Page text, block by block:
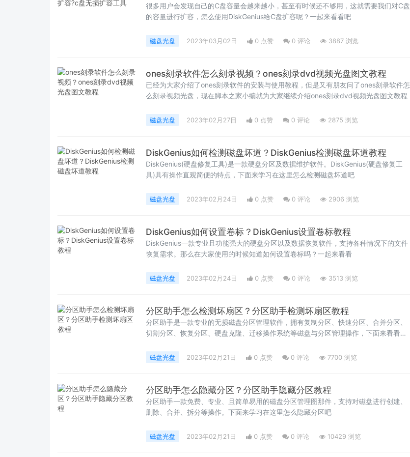
很多用户会发现自己的C盘容量会越来越小，甚至有时候还不够用，这就需要我们对C盘
的容量进行扩容，怎么使用DiskGenius给C盘扩容呢？一起来看看吧
磁盘光盘 2023年03月02日 0 点赞 0 评论 3887 浏览
ones刻录软件怎么刻录视频？ones刻录dvd视频光盘图文教程
已经为大家介绍了ones刻录软件的安装与使用教程，但是又有朋友问了ones刻录软件怎
么刻录视频光盘，现在脚本之家小编就为大家继续介绍ones刻录dvd视频光盘图文教程
磁盘光盘 2023年02月27日 0 点赞 0 评论 2875 浏览
DiskGenius如何检测磁盘坏道？DiskGenius检测磁盘坏道教程
DiskGenius(硬盘修复工具)是一款硬盘分区及数据维护软件。DiskGenius(硬盘修复工
具)具有操作直观简便的特点，下面来学习在这里怎么检测磁盘坏道吧
磁盘光盘 2023年02月24日 0 点赞 0 评论 2906 浏览
DiskGenius如何设置卷标？DiskGenius设置卷标教程
DiskGenius一款专业且功能强大的硬盘分区以及数据恢复软件，支持各种情况下的文件
恢复需求。那么在大家使用的时候知道如何设置卷标吗？一起来看看
磁盘光盘 2023年02月24日 0 点赞 0 评论 3513 浏览
分区助手怎么检测坏扇区？分区助手检测坏扇区教程
分区助手是一款专业的无损磁盘分区管理软件，拥有复制分区、快速分区、合并分区、
切割分区、恢复分区、硬盘克隆、迁移操作系统等磁盘与分区管理操作，下面来看看在
磁盘光盘 2023年02月21日 0 点赞 0 评论 7700 浏览
分区助手怎么隐藏分区？分区助手隐藏分区教程
分区助手一款免费、专业、且简单易用的磁盘分区管理图那件，支持对磁盘进行创建、
删除、合并、拆分等操作。下面来学习在这里怎么隐藏分区吧
磁盘光盘 2023年02月21日 0 点赞 0 评论 10429 浏览